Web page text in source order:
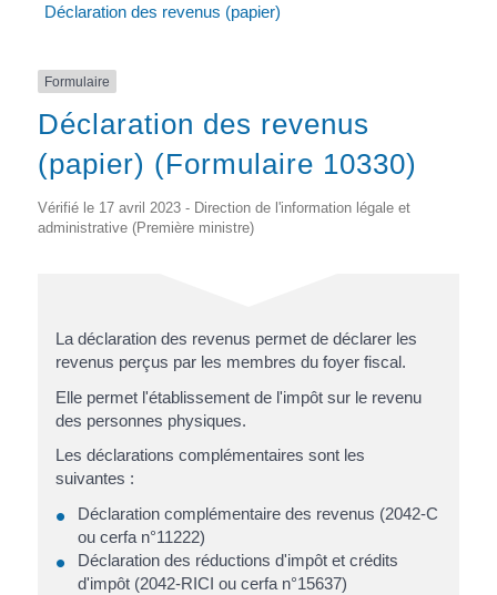
Déclaration des revenus (papier)
Formulaire
Déclaration des revenus
(papier) (Formulaire 10330)
Vérifié le 17 avril 2023 - Direction de l'information légale et
administrative (Première ministre)
La déclaration des revenus permet de déclarer les
revenus perçus par les membres du foyer fiscal.
Elle permet l'établissement de l'impôt sur le revenu
des personnes physiques.
Les déclarations complémentaires sont les
suivantes :
Déclaration complémentaire des revenus (2042-C
ou cerfa n°11222)
Déclaration des réductions d'impôt et crédits
d'impôt (2042-RICI ou cerfa n°15637)